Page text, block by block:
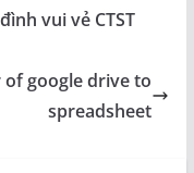
vui vẻ CTST
google drive to
spreadsheet